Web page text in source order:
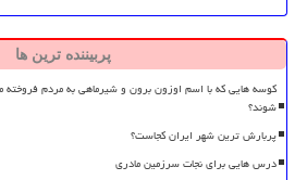
پربیننده ترین ها
کوسه هایی که با اسم اوزون برون و شیرماهی به مردم
شوند؟
پربارش ترین شهر ایران کجاست؟
درس هایی برای نجات سرزمین مادری